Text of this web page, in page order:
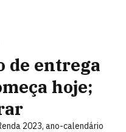
de entrega
hoje;
2023, ano-calendário